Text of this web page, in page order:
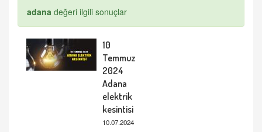
adana değeri ilgili sonuçlar
10
Temmuz
2024
Adana
elektrik
kesintisi
10.07.2024